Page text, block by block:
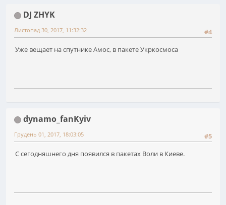
DJ ZHYK
#4
Листопад 30, 2017, 11:32:32
Уже вещает на спутнике Амос, в пакете Укркосмоса
dynamo_fanKyiv
#5
Грудень 01, 2017, 18:03:05
С сегодняшнего дня появился в пакетах Воли в Киеве.